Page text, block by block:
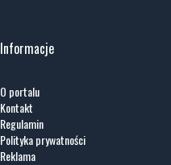
Informacje
O portalu
Kontakt
Regulamin
Polityka prywatności
Reklama